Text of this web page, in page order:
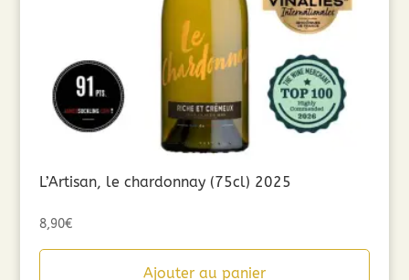
L’Artisan, le chardonnay (75cl) 2025
8,90€
Ajouter au panier